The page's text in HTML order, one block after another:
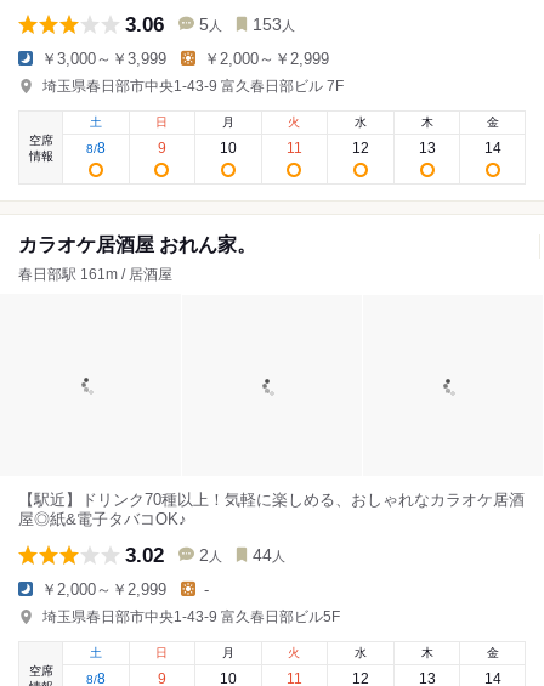
3.06 5 人 153 人
￥3,000～￥3,999 ￥2,000～￥2,999
埼玉県春日部市中央1-43-9 富久春日部ビル 7F
空席
情報
土
8/8
日
9
月
10
火
11
水
12
木
13
金
14
カラオケ居酒屋 おれん家。
春日部駅 161m / 居酒屋
【駅近】ドリンク70種以上！気軽に楽しめる、おしゃれなカラオケ居酒
屋◎紙&電子タバコOK♪
3.02 2 人 44 人
￥2,000～￥2,999 -
埼玉県春日部市中央1-43-9 富久春日部ビル5F
空席
土
8/8
日
9
月
10
火
11
水
12
木
13
金
14